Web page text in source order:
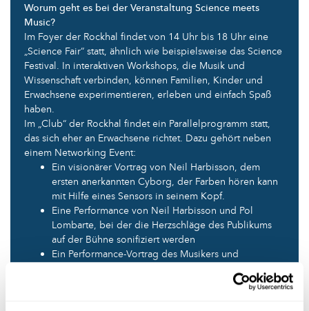
Worum geht es bei der Veranstaltung Science meets
Music?
Im Foyer der Rockhal findet von 14 Uhr bis 18 Uhr eine
„Science Fair“ statt, ähnlich wie beispielsweise das Science
Festival. In interaktiven Workshops, die Musik und
Wissenschaft verbinden, können Familien, Kinder und
Erwachsene experimentieren, erleben und einfach Spaß
haben.
Im „Club“ der Rockhal findet ein Parallelprogramm statt,
das sich eher an Erwachsene richtet. Dazu gehört neben
einem Networking Event:
Ein visionärer Vortrag von Neil Harbisson, dem
ersten anerkannten Cyborg, der Farben hören kann
mit Hilfe eines Sensors in seinem Kopf.
Eine Performance von Neil Harbisson und Pol
Lombarte, bei der die Herzschläge des Publikums
auf der Bühne sonifiziert werden
Ein Performance-Vortrag des Musikers und